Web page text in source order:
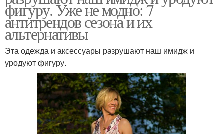
фигуру. Уже не модно: 7
антитрендов сезона и их
альтернативы
Эта одежда и аксессуары разрушают наш имидж и
уродуют фигуру.